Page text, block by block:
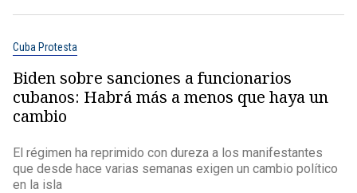
Cuba Protesta
Biden sobre sanciones a funcionarios
cubanos: Habrá más a menos que haya un
cambio
El régimen ha reprimido con dureza a los manifestantes
que desde hace varias semanas exigen un cambio político
en la isla